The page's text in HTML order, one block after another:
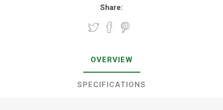
Share:
OVERVIEW
SPECIFICATIONS